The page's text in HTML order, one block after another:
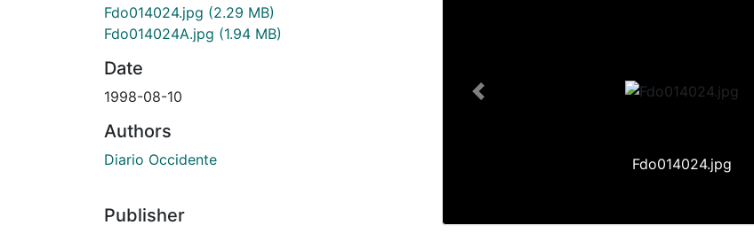
Fdo014024.jpg (2.29 MB)
Fdo014024A.jpg (1.94 MB)
Date
1998-08-10
Authors
Diario Occidente
Publisher
Fdo014024.jpg
Previous